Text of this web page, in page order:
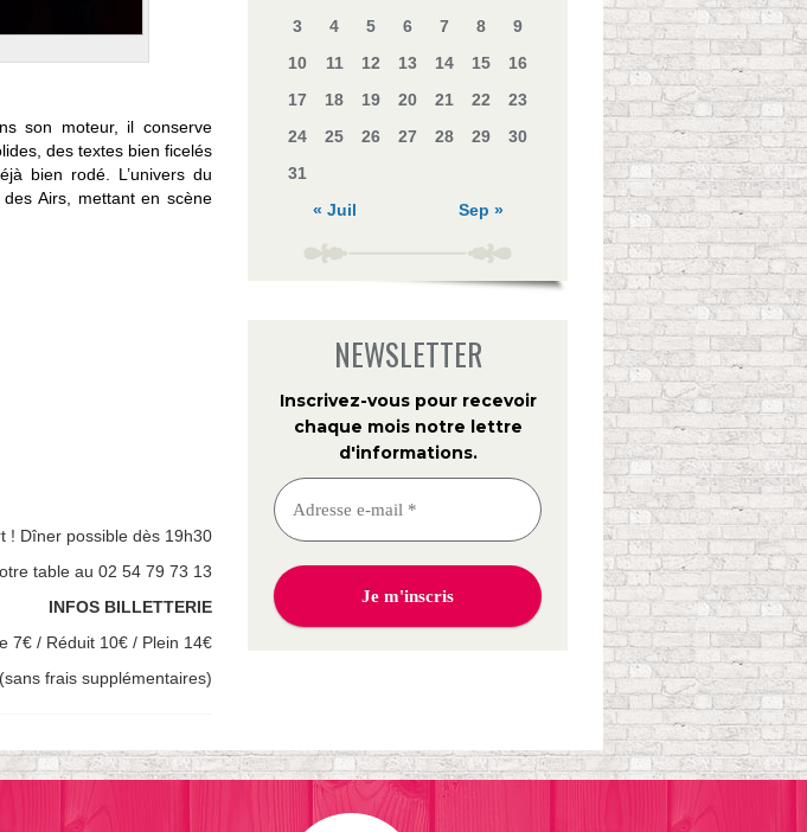
son moteur, il conserve
des textes bien ficelés
bien rodé. L’univers du
Airs, mettant en scène
! Dîner possible dès 19h30
table au 02 54 79 73 13
INFOS BILLETTERIE
7€ / Réduit 10€ / Plein 14€
(sans frais supplémentaires)
3
4 5 6 7 8
9
10
11 12 13 14 15
16
17
18 19 20 21 22
23
24
25 26 27 28 29
30
31
« Juil
Sep »
NEWSLETTER
Inscrivez-vous pour recevoir
chaque mois notre lettre
d'informations.